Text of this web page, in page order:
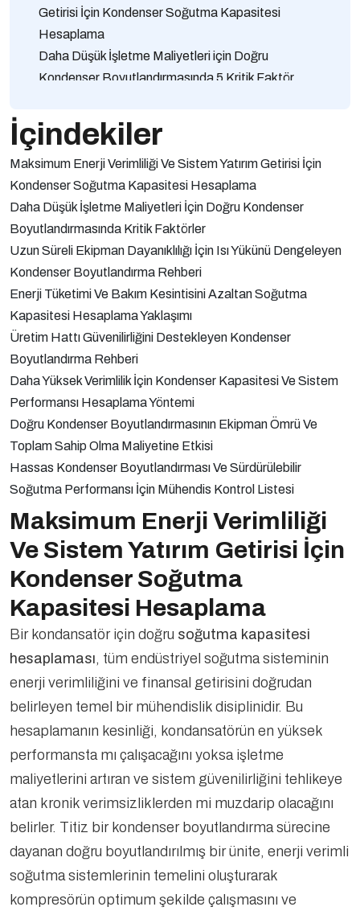
Getirisi İçin Kondenser Soğutma Kapasitesi
Hesaplama
Daha Düşük İşletme Maliyetleri için Doğru
Kondenser Boyutlandırmasında 5 Kritik Faktör
Dengeleyen Kondenser Boyutlandırma Rehberi
Enerji Tüketimi Ve Bakım Kesintisini Azaltan
Soğutma Kapasitesi Hesaplama Yaklaşımı
Üretim Hattı Güvenilirliğini Destekleyen
Kondenser Boyutlandırma Rehberi
Daha Yüksek Verimlilik İçin Kondenser Kapasitesi
Ve Sistem Performansı Hesaplama Yöntemi
Doğru Kondenser Boyutlandırmasının Ekipman
Ömrü Ve Toplam Sahip Olma Maliyetine Etkisi
Hassas Kondenser Boyutlandırması Ve
Sürdürülebilir Soğutma Performansı İçin Mühendis
Kontrol Listesi
İçindekiler
Maksimum Enerji Verimliliği Ve Sistem Yatırım Getirisi İçin
Kondenser Soğutma Kapasitesi Hesaplama
Daha Düşük İşletme Maliyetleri İçin Doğru Kondenser
Boyutlandırmasında Kritik Faktörler
Uzun Süreli Ekipman Dayanıklılığı İçin Isı Yükünü Dengeleyen
Kondenser Boyutlandırma Rehberi
Enerji Tüketimi Ve Bakım Kesintisini Azaltan Soğutma
Kapasitesi Hesaplama Yaklaşımı
Üretim Hattı Güvenilirliğini Destekleyen Kondenser
Boyutlandırma Rehberi
Daha Yüksek Verimlilik İçin Kondenser Kapasitesi Ve Sistem
Performansı Hesaplama Yöntemi
Doğru Kondenser Boyutlandırmasının Ekipman Ömrü Ve
Toplam Sahip Olma Maliyetine Etkisi
Hassas Kondenser Boyutlandırması Ve Sürdürülebilir
Soğutma Performansı İçin Mühendis Kontrol Listesi
Maksimum Enerji Verimliliği
Ve Sistem Yatırım Getirisi İçin
Kondenser Soğutma
Kapasitesi Hesaplama
Bir kondansatör için doğru soğutma kapasitesi
hesaplaması, tüm endüstriyel soğutma sisteminin
enerji verimliliğini ve finansal getirisini doğrudan
belirleyen temel bir mühendislik disiplinidir. Bu
hesaplamanın kesinliği, kondansatörün en yüksek
performansta mı çalışacağını yoksa işletme
maliyetlerini artıran ve sistem güvenilirliğini tehlikeye
atan kronik verimsizliklerden mi muzdarip olacağını
belirler. Titiz bir kondenser boyutlandırma sürecine
dayanan doğru boyutlandırılmış bir ünite, enerji verimli
soğutma sistemlerinin temelini oluşturarak
kompresörün optimum şekilde çalışmasını ve